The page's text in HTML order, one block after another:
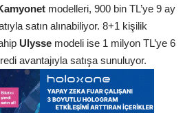
modelleri, 900 bin TL’ye 9 ay
satın alınabiliyor. 8+1 kişilik
Ulysse modeli ise 1 milyon TL’ye 6
avantajıyla satışa sunuluyor.